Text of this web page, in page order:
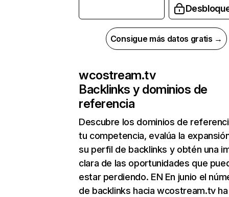
Consigue más datos gratis →
wcostream.tv
Backlinks y dominios de
referencia
Descubre los dominios de
tu competencia, evalúa la
su perfil de backlinks y obtén una
clara de las oportunidades que
estar perdiendo. EN En junio el
de backlinks hacia wcostream.tv ha